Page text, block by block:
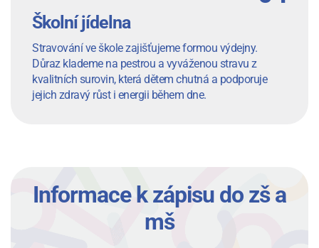
Školní jídelna
Stravování ve škole zajišťujeme formou výdejny.
Důraz klademe na pestrou a vyváženou stravu z
kvalitních surovin, která dětem chutná a podporuje
jejich zdravý růst i energii během dne.
Informace k zápisu do zš a
mš